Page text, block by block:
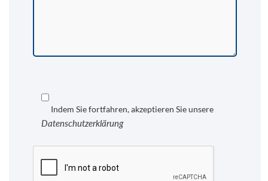
Indem Sie fortfahren, akzeptieren Sie unsere
Datenschutzerklärung